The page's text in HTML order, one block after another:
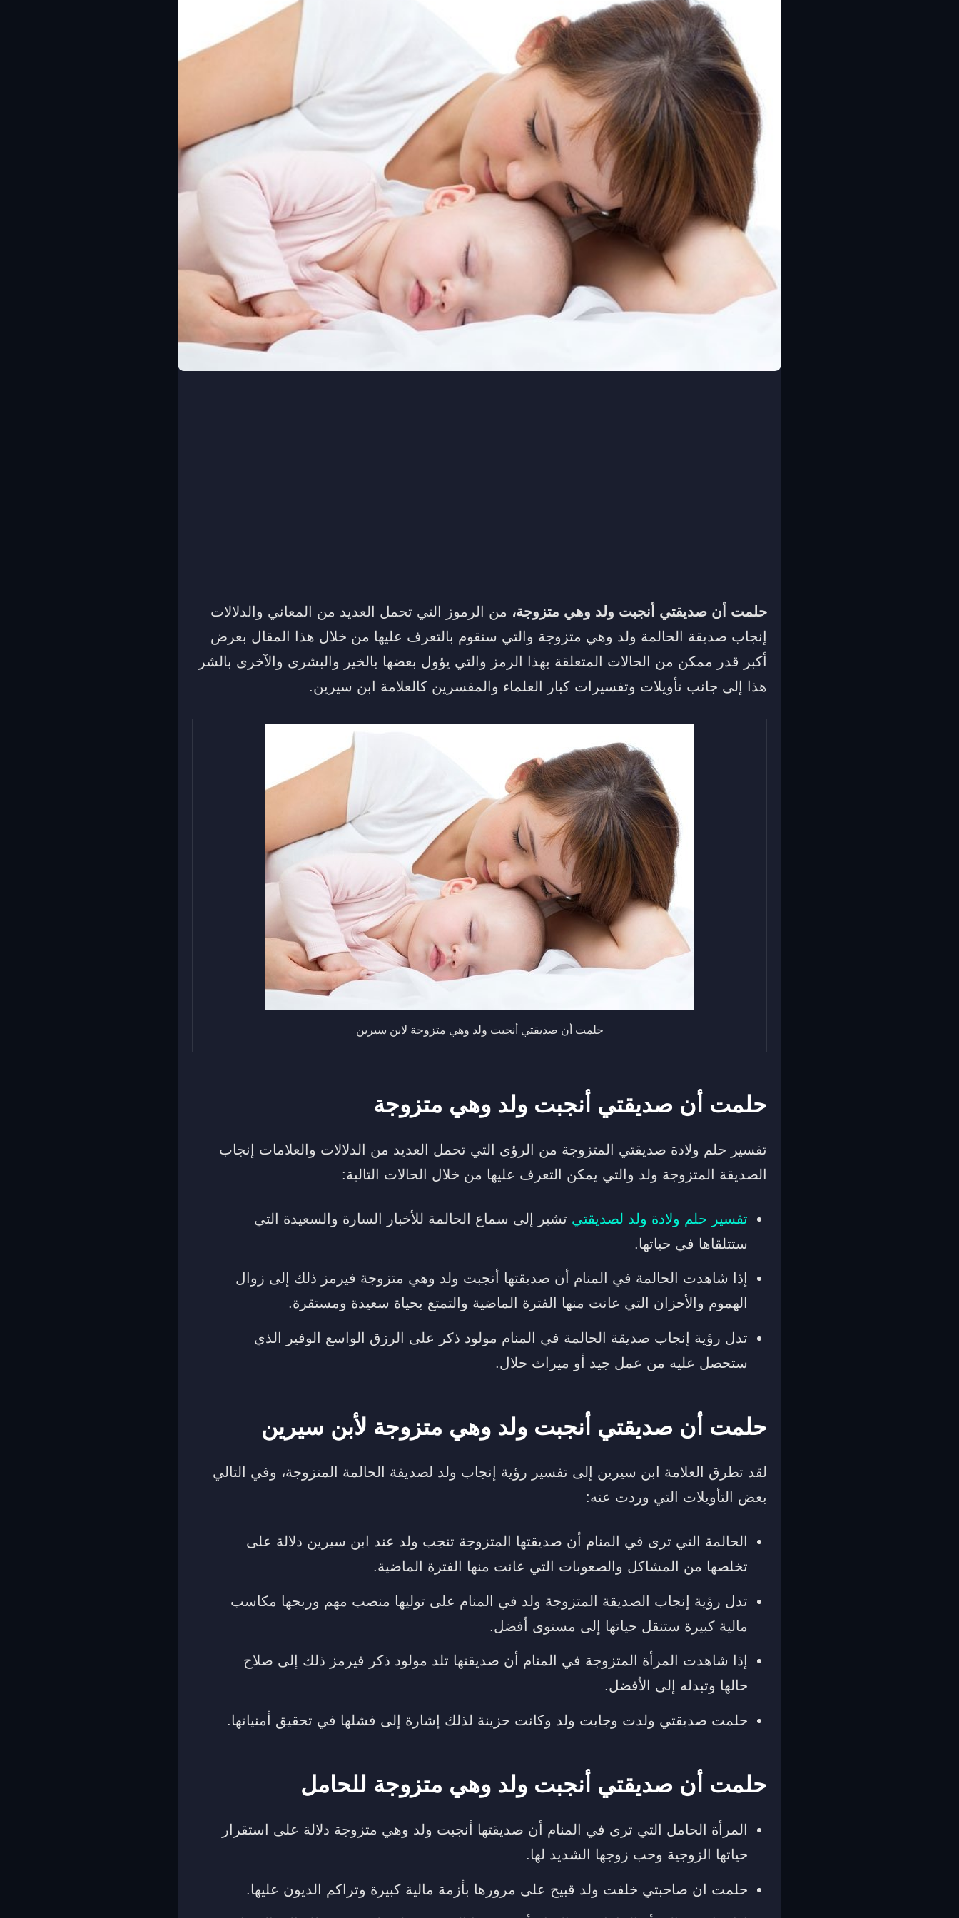
حلمت أن صديقتي أنجبت ولد وهي متزوجة، من الرموز التي تحمل العديد من المعاني والدلالات
إنجاب صديقة الحالمة ولد وهي متزوجة والتي سنقوم بالتعرف عليها من خلال هذا المقال بعرض
أكبر قدر ممكن من الحالات المتعلقة بهذا الرمز والتي يؤول بعضها بالخير والبشرى والآخرى بالشر
هذا إلى جانب تأويلات وتفسيرات كبار العلماء والمفسرين كالعلامة ابن سيرين.
حلمت أن صديقتي أنجبت ولد وهي متزوجة لابن سيرين
حلمت أن صديقتي أنجبت ولد وهي متزوجة
تفسير حلم ولادة صديقتي المتزوجة من الرؤى التي تحمل العديد من الدلالات والعلامات إنجاب
الصديقة المتزوجة ولد والتي يمكن التعرف عليها من خلال الحالات التالية:
تفسير حلم ولادة ولد لصديقتي تشير إلى سماع الحالمة للأخبار السارة والسعيدة التي
ستتلقاها في حياتها.
إذا شاهدت الحالمة في المنام أن صديقتها أنجبت ولد وهي متزوجة فيرمز ذلك إلى زوال
الهموم والأحزان التي عانت منها الفترة الماضية والتمتع بحياة سعيدة ومستقرة.
تدل رؤية إنجاب صديقة الحالمة في المنام مولود ذكر على الرزق الواسع الوفير الذي
ستحصل عليه من عمل جيد أو ميراث حلال.
حلمت أن صديقتي أنجبت ولد وهي متزوجة لأبن سيرين
لقد تطرق العلامة ابن سيرين إلى تفسير رؤية إنجاب ولد لصديقة الحالمة المتزوجة، وفي التالي
بعض التأويلات التي وردت عنه:
الحالمة التي ترى في المنام أن صديقتها المتزوجة تنجب ولد عند ابن سيرين دلالة على
تخلصها من المشاكل والصعوبات التي عانت منها الفترة الماضية.
تدل رؤية إنجاب الصديقة المتزوجة ولد في المنام على توليها منصب مهم وربحها مكاسب
مالية كبيرة ستنقل حياتها إلى مستوى أفضل.
إذا شاهدت المرأة المتزوجة في المنام أن صديقتها تلد مولود ذكر فيرمز ذلك إلى صلاح
حالها وتبدله إلى الأفضل.
حلمت صديقتي ولدت وجابت ولد وكانت حزينة لذلك إشارة إلى فشلها في تحقيق أمنياتها.
حلمت أن صديقتي أنجبت ولد وهي متزوجة للحامل
المرأة الحامل التي ترى في المنام أن صديقتها أنجبت ولد وهي متزوجة دلالة على استقرار
حياتها الزوجية وحب زوجها الشديد لها.
حلمت ان صاحبتي خلفت ولد قبيح على مرورها بأزمة مالية كبيرة وتراكم الديون عليها.